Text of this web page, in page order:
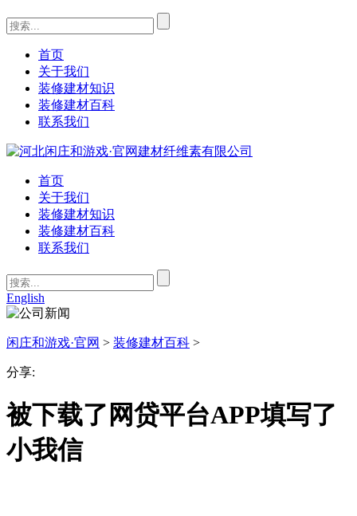
首页
关于我们
装修建材知识
装修建材百科
联系我们
首页
关于我们
装修建材知识
装修建材百科
联系我们
English
闲庄和游戏·官网 > 装修建材百科 >
分享:
被下载了网贷平台APP填写了
小我信